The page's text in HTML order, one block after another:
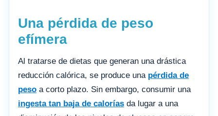
Una pérdida de peso
efímera
Al tratarse de dietas que generan una drástica
reducción calórica, se produce una pérdida de
peso a corto plazo. Sin embargo, consumir una
ingesta tan baja de calorías da lugar a una